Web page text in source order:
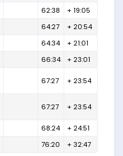
62:38
+ 19:05
64:27
+ 20:54
64:34
+ 21:01
66:34 + 23:01
67:27 + 23:54
67:27 + 23:54
68:24
+ 24:51
76:20 + 32:47